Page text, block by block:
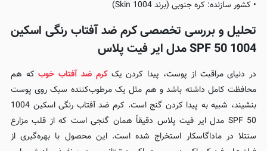
• کشور سازنده: کره جنوبی (برند Skin 1004)
تحلیل و بررسی تخصصی کرم ضد آفتاب رنگی اسکین
1004 SPF 50 مدل ایر فیت پلاس
در دنیای مراقبت از پوست، پیدا کردن یککرم ضد آفتاب خوبکه هم
محافظت کامل داشته باشد و هم مثل یک مرطوب‌کننده سبک روی پوست
بنشیند، شبیه به پیدا کردن گنج است. کرم ضد آفتاب رنگی اسکین 1004
SPF 50 مدل ایر فیت پلاس دقیقاً همان گنجی است که از قلب مزارع
سنتلا در ماداگاسکار استخراج شده است. این محصول با بهره‌گیری از